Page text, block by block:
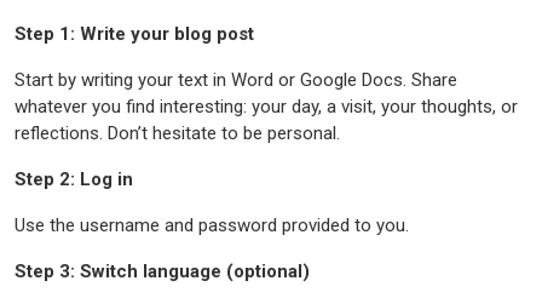
Step 1: Write your blog post
Start by writing your text in Word or Google Docs. Share
whatever you find interesting: your day, a visit, your thoughts, or
reflections. Don’t hesitate to be personal.
Step 2: Log in
Use the username and password provided to you.
Step 3: Switch language (optional)